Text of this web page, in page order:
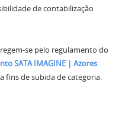
de contabilização
se pelo regulamento do
SATA IMAGINE | Azores
fins de subida de categoria.